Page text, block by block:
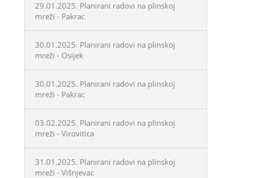
29.01.2025. Planirani radovi na plinskoj
mreži - Pakrac
30.01.2025. Planirani radovi na plinskoj
mreži - Osijek
30.01.2025. Planirani radovi na plinskoj
mreži - Pakrac
03.02.2025. Planirani radovi na plinskoj
mreži - Virovitica
31.01.2025. Planirani radovi na plinskoj
mreži - Višnjevac